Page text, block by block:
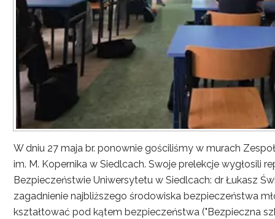
W dniu 27 maja br. ponownie gościliśmy w murach
im. M. Kopernika w Siedlcach. Swoje prelekcje wygłosili
Bezpieczeństwie Uniwersytetu w Siedlcach: dr Łukasz
zagadnienie najbliższego środowiska bezpieczeństwa
kształtować pod kątem bezpieczeństwa ("Bezpieczna